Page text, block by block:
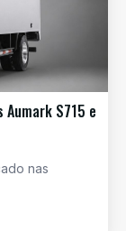
S715 e
nas